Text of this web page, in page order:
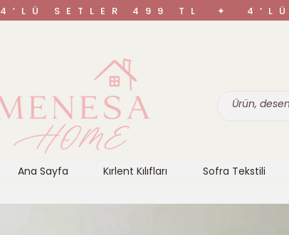
4’LÜ SETLER 499 TL ✦
Ana Sayfa Kırlent Kılıfları Sofra Tekstili